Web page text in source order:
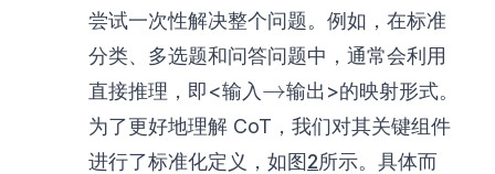
尝试一次性解决整个问题。例如，在标准
分类、多选题和问答问题中，通常会利用
直接推理，即<输入 \rightarrow
→输出>的映射形式。
为了更好地理解 CoT，我们对其关键组件
进行了标准化定义，如图2所示。具体而